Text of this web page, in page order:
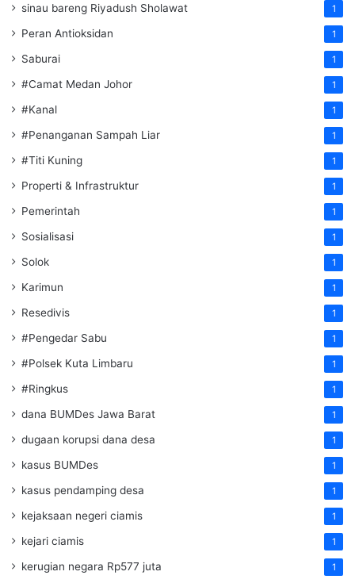
sinau bareng Riyadush Sholawat 1
Peran Antioksidan 1
Saburai 1
#Camat Medan Johor 1
#Kanal 1
#Penanganan Sampah Liar 1
#Titi Kuning 1
Properti & Infrastruktur 1
Pemerintah 1
Sosialisasi 1
Solok 1
Karimun 1
Resedivis 1
#Pengedar Sabu 1
#Polsek Kuta Limbaru 1
#Ringkus 1
dana BUMDes Jawa Barat 1
dugaan korupsi dana desa 1
kasus BUMDes 1
kasus pendamping desa 1
kejaksaan negeri ciamis 1
kejari ciamis 1
kerugian negara Rp577 juta 1